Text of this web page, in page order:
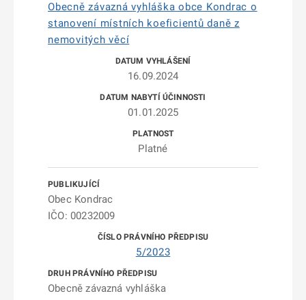
Obecně závazná vyhláška obce Kondrac o
stanovení místních koeficientů daně z
nemovitých věcí
16.09.2024
01.01.2025
Platné
Obec Kondrac
IČO: 00232009
5/2023
Obecně závazná vyhláška